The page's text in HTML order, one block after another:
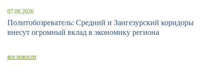
07.08.2026
Политобозреватель: Средний и Зангезурский коридоры
внесут огромный вклад в экономику региона
все новости